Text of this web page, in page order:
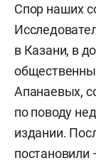
Спор наших
в Казани, в
Апанаевых,
по поводу
издании.
постановили